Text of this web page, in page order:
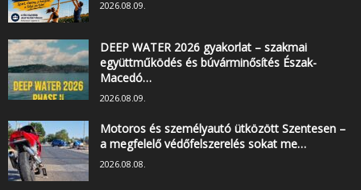
2026.08.09.
DEEP WATER 2026 gyakorlat – szakmai
együttműködés és búvárminősítés Észak-
Macedó…
2026.08.09.
Motoros és személyautó ütközött Szentesen –
a megfelelő védőfelszerelés sokat me…
2026.08.08.